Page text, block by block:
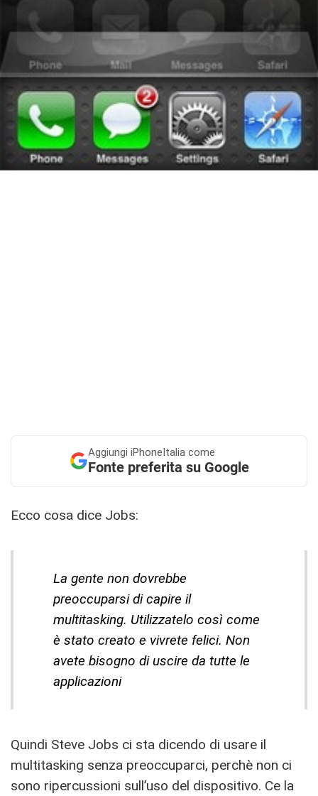
Aggiungi iPhoneItalia come
Fonte preferita su Google
Ecco cosa dice Jobs:
La gente non dovrebbe
preoccuparsi di capire il
multitasking. Utilizzatelo così come
è stato creato e vivrete felici. Non
avete bisogno di uscire da tutte le
applicazioni
Quindi Steve Jobs ci sta dicendo di usare il
multitasking senza preoccuparci, perchè non ci
sono ripercussioni sull’uso del dispositivo. Ce la